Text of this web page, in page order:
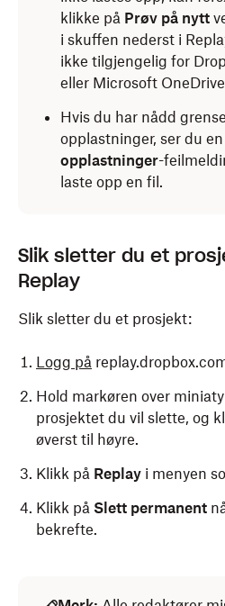
klikke på Prøv på nytt
i skuffen nederst i
ikke tilgjengelig for
eller Microsoft
Hvis du har nådd
opplastninger, ser du en
opplastninger-
laste opp en fil.
Slik sletter du et
Replay
Slik sletter du et prosjekt:
Logg på
Hold markøren over
prosjektet du vil slette, og
øverst til høyre.
Klikk på Replay i menyen
Klikk på Slett permanent
bekrefte.